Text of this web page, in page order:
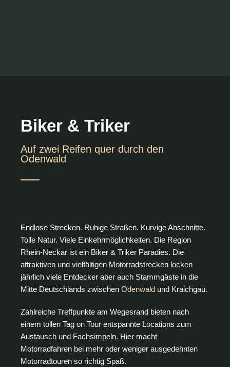
Biker & Triker
Auf zwei Reifen quer durch den
Odenwald
Endlose Strecken. Ruhige Straßen. Kurvige Abschnitte.
Tolle Natur. Viele Einkehrmöglichkeiten. Die Region
Rhein-Neckar ist ein Biker & Triker Paradies. Die
attraktiven und vielfältigen Motorradstrecken locken
jährlich viele Entdecker aber auch Stammgäste in die
Mitte Deutschlands zwischenOdenwald und Kraichgau.
Zahlreiche Treffpunkte am Wegesrand bieten nach
einem tollen Tag on Tour entspannte Locations zum
Austausch und Fachsimpeln. Hier macht
Motorradfahren bei mehr oder weniger ausgedehnten
Motorradtouren so richtig Spaß.